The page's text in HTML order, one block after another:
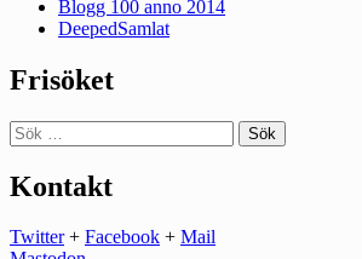
Blogg 100 anno 2014
DeepedSamlat
Frisöket
Sök
efter:
Kontakt
Twitter+ Facebook + Mail